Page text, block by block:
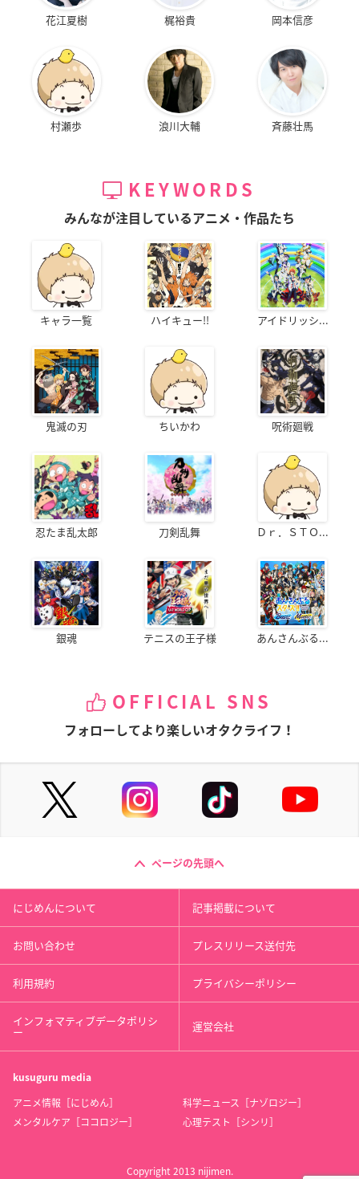
花江夏樹 梶裕貴 岡本信彦
村瀬歩 浪川大輔 斉藤壮馬
KEYWORDS
みんなが注目しているアニメ・作品たち
キャラ一覧 ハイキュー!! アイドリッシ...
鬼滅の刃 ちいかわ 呪術廻戦
忍たま乱太郎 刀剣乱舞 Ｄｒ．ＳＴＯ...
銀魂 テニスの王子様 あんさんぶる...
OFFICIAL SNS
フォローしてより楽しいオタクライフ！
ページの先頭へ
にじめんについて 記事掲載について
お問い合わせ プレスリリース送付先
利用規約 プライバシーポリシー
インフォマティブデータポリシ
ー 運営会社
kusuguru media
アニメ情報［にじめん］
科学ニュース［ナゾロジー］
メンタルケア［ココロジー］
心理テスト［シンリ］
Copyright 2013 nijimen.